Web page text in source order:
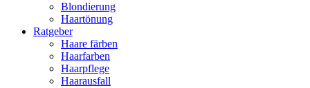
Blondierung
Haartönung
Ratgeber
Haare färben
Haarfarben
Haarpflege
Haarausfall